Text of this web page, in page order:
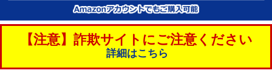
【注意】詐欺サイトにご注意ください
詳細はこちら